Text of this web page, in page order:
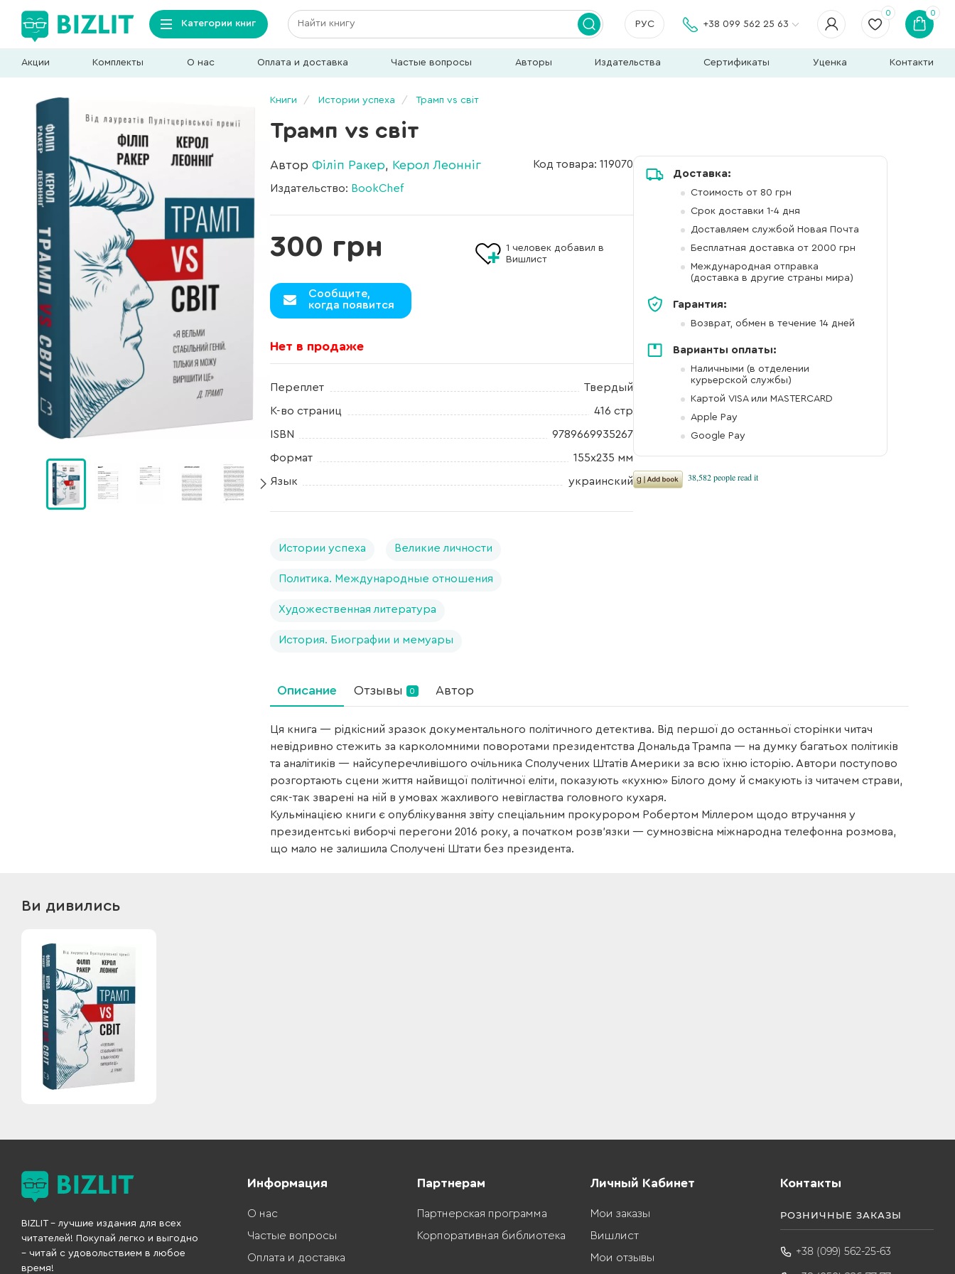
Категории книг РУС +38 099 562 25 63
0 0
Акции Комплекты О нас Оплата и доставка Частые вопросы Авторы Издательства Сертификаты Уценка Контакти
Книги Истории успеха Трамп vs світ
Трамп vs світ
Автор Філіп Ракер, Керол Леонніг
Издательство: BookChef
Код товара: 119070
300 грн
Сообщите,
когда появится
1 человек добавил в
Вишлист
Нет в продаже
Переплет Твердый
К-во страниц 416 стр
ISBN 9789669935267
Формат 155x235 мм
Язык украинский
Истории успеха Великие личности
Политика. Международные отношения
Художественная литература
История. Биографии и мемуары
Доставка:
Стоимость от 80 грн
Срок доставки 1-4 дня
Доставляем службой Новая Почта
Бесплатная доставка от 2000 грн
Международная отправка
(доставка в другие страны мира)
Гарантия:
Возврат, обмен в течение 14 дней
Варианты оплаты:
Наличными (в отделении
курьерской службы)
Картой VISA или MASTERCARD
Apple Pay
Google Pay
Описание Отзывы 0 Автор
Ця книга — рідкісний зразок документального політичного детектива. Від першої до останньої сторінки читач
невідривно стежить за карколомними поворотами президентства Дональда Трампа — на думку багатьох політиків
та аналітиків — найсуперечливішого очільника Сполучених Штатів Америки за всю їхню історію. Автори поступово
розгортають сцени життя найвищої політичної еліти, показують «кухню» Білого дому й смакують із читачем страви,
сяк-так зварені на ній в умовах жахливого невігластва головного кухаря.
Кульмінацією книги є опублікування звіту спеціальним прокурором Робертом Міллером щодо втручання у
президентські виборчі перегони 2016 року, а початком розв’язки — сумнозвісна міжнародна телефонна розмова,
що мало не залишила Сполучені Штати без президента.
Ви дивились
BIZLIT – лучшие издания для всех
читателей! Покупай легко и выгодно
– читай с удовольствием в любое
время!
Информация
О нас
Частые вопросы
Оплата и доставка
Партнерам
Партнерская программа
Корпоративная библиотека
Личный Кабинет
Мои заказы
Вишлист
Мои отзывы
Контакты
РОЗНИЧНЫЕ ЗАКАЗЫ
+38 (099) 562-25-63